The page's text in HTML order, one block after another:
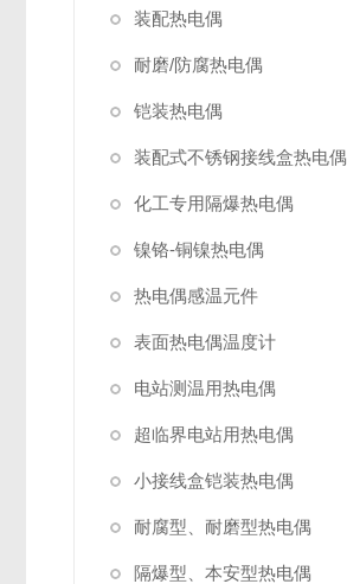
装配热电偶
耐磨/防腐热电偶
铠装热电偶
装配式不锈钢接线盒热电偶
化工专用隔爆热电偶
镍铬-铜镍热电偶
热电偶感温元件
表面热电偶温度计
电站测温用热电偶
超临界电站用热电偶
小接线盒铠装热电偶
耐腐型、耐磨型热电偶
隔爆型、本安型热电偶